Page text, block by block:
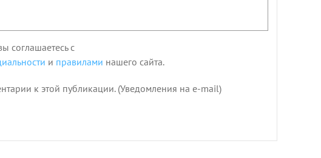
соглашаетесь с
и правилами нашего сайта.
к этой публикации. (Уведомления на e-mail)